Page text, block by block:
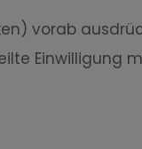
vorab
Einwilligung